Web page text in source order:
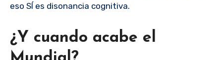
eso SÍ es disonancia cognitiva.
¿Y cuando acabe el